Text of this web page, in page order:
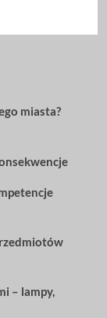
miasta?
– lampy,